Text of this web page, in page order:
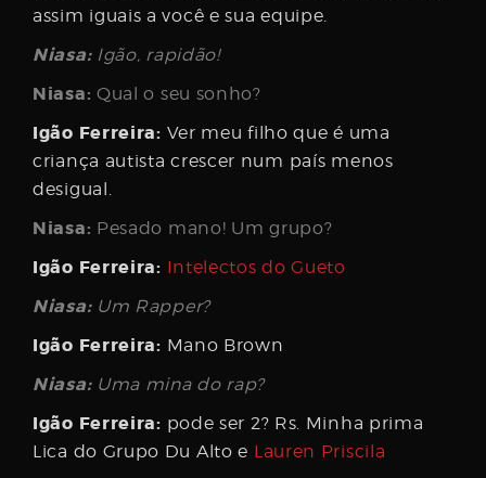
assim iguais a você e sua equipe.
Niasa:Igão, rapidão!
Niasa: Qual o seu sonho?
Igão Ferreira: Ver meu filho que é uma
criança autista crescer num país menos
desigual.
Niasa: Pesado mano! Um grupo?
Igão Ferreira: Intelectos do Gueto
Niasa:Um Rapper?
Igão Ferreira: Mano Brown
Niasa:Uma mina do rap?
Igão Ferreira: pode ser 2? Rs. Minha prima
Lica do Grupo Du Alto e Lauren Priscila